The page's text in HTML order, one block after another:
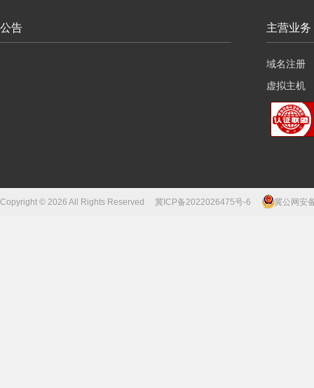
公告 主营业务
域名注册
虚拟主机
云服务器
Copyright © 2026 All Rights Reserved 冀ICP备2022026475号-6 冀公网安备